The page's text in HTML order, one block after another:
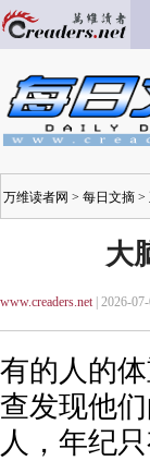
万维读者网 > 每日文摘 >
大
www.creaders.net| 2026-
有的人的
查发现他
人，年纪